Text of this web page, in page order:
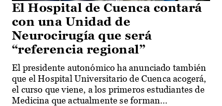
El Hospital de Cuenca contará
con una Unidad de
Neurocirugía que será
“referencia regional”
El presidente autonómico ha anunciado también
que el Hospital Universitario de Cuenca acogerá,
el curso que viene, a los primeros estudiantes de
Medicina que actualmente se forman...